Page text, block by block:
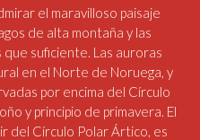
el maravilloso paisaje
de alta montaña y las
suficiente. Las auroras
en el Norte de Noruega, y
por encima del Círculo
y principio de primavera. El
del Círculo Polar Ártico, es